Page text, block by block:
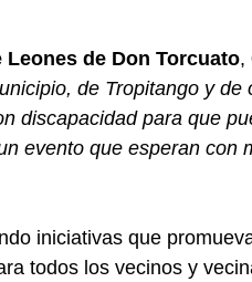
Leones de Don Torcuato,
de Tropitango y de
discapacidad para que
evento que esperan con
iniciativas que
todos los vecinos y